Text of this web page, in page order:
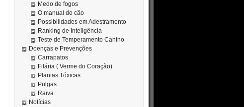
Medo de fogos
O manual do cão
Possibilidades em Adestramento
Ranking de Inteligência
Teste de Temperamento Canino
Doenças e Prevenções
Carrapatos
Filária ( Verme do Coração)
Plantas Tóxicas
Pulgas
Raiva
Notícias